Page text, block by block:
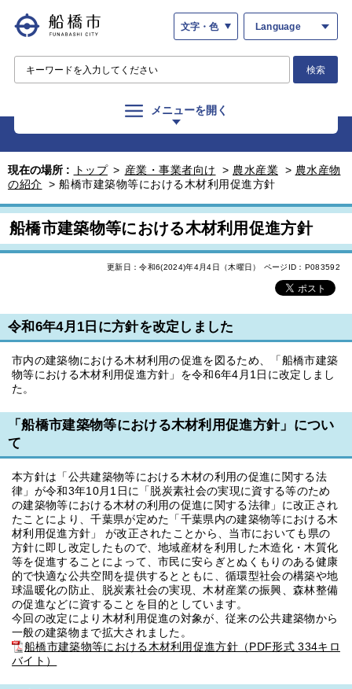
文字・色 Language
検索
メニューを開く
現在の場所 : トップ > 産業・事業者向け > 農水産業 > 農水産物
の紹介 > 船橋市建築物等における木材利用促進方針
船橋市建築物等における木材利用促進方針
更新日：令和6(2024)年4月4日（木曜日） ページID：P083592
令和6年4月1日に方針を改定しました
市内の建築物における木材利用の促進を図るため、「船橋市建築
物等における木材利用促進方針」を令和6年4月1日に改定しまし
た。
「船橋市建築物等における木材利用促進方針」につい
て
本方針は「公共建築物等における木材の利用の促進に関する法
律」が令和3年10月1日に「脱炭素社会の実現に資する等のため
の建築物等における木材の利用の促進に関する法律」に改正され
たことにより、千葉県が定めた「千葉県内の建築物等における木
材利用促進方針」 が改正されたことから、当市においても県の
方針に即し改定したもので、地域産材を利用した木造化・木質化
等を促進することによって、市民に安らぎとぬくもりのある健康
的で快適な公共空間を提供するとともに、循環型社会の構築や地
球温暖化の防止、脱炭素社会の実現、木材産業の振興、森林整備
の促進などに資することを目的としています。
今回の改定により木材利用促進の対象が、従来の公共建築物から
一般の建築物まで拡大されました。
船橋市建築物等における木材利用促進方針（PDF形式 334キロ
バイト）